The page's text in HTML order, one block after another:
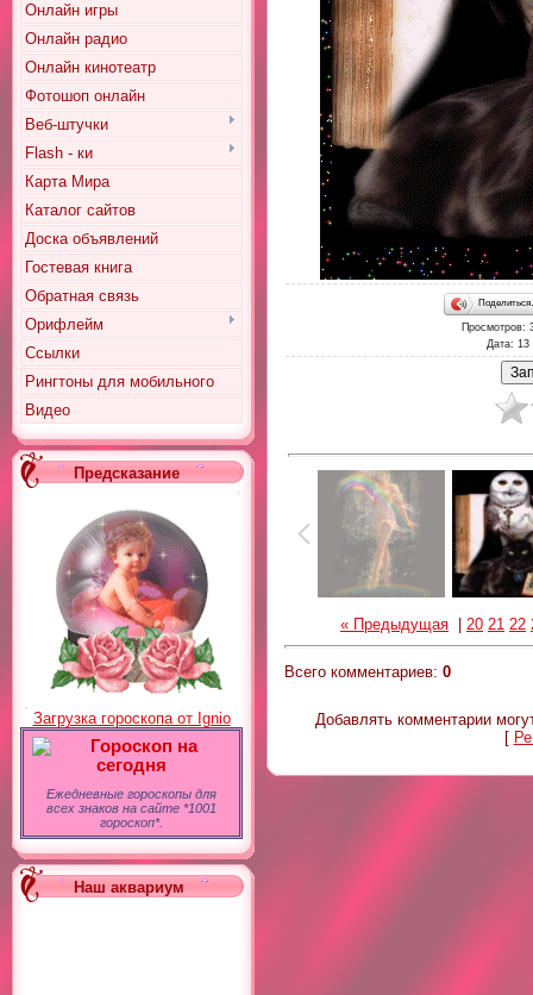
Онлайн игры
Онлайн радио
Онлайн кинотеатр
Фотошоп онлайн
Веб-штучки
Flash - ки
Карта Мира
Каталог сайтов
Доска объявлений
Гостевая книга
Обратная связь
Орифлейм
Ссылки
Рингтоны для мобильного
Видео
Предсказание
Загрузка гороскопа от Ignio
Гороскоп на
сегодня
Ежедневные гороскопы для
всех знаков на сайте *1001
гороскоп*.
Наш аквариум
Просмотров:
Дата: 13
« Предыдущая 20 21 22
Всего комментариев: 0
Добавлять комментарии
[